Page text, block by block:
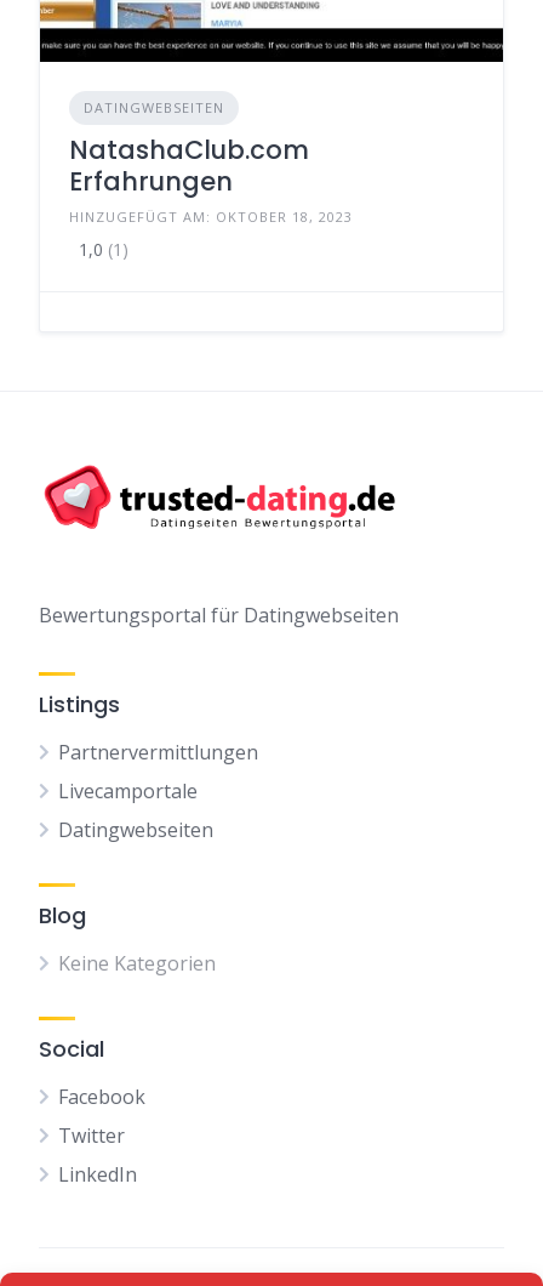
DATINGWEBSEITEN
NatashaClub.com
Erfahrungen
HINZUGEFÜGT AM: OKTOBER 18, 2023
1,0 (1)
Bewertungsportal für Datingwebseiten
Listings
Partnervermittlungen
Livecamportale
Datingwebseiten
Blog
Keine Kategorien
Social
Facebook
Twitter
LinkedIn